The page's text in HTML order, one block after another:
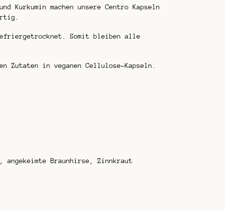
Kurkumin machen unsere Centro Kapseln
gefriergetrocknet. Somit bleiben alle
Zutaten in veganen Cellulose-Kapseln.
angekeimte Braunhirse, Zinnkraut